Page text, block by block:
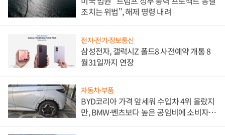
조치는 위법", 해제 명령 내려
전자·전기·정보통신
삼성전자, 갤럭시Z 폴드8 사전예약 개통 8
월31일까지 연장
자동차·부품
BYD코리아 가격 앞세워 수입차 4위 올랐지
만, BMW·벤츠보다 높은 공임비에 소비자